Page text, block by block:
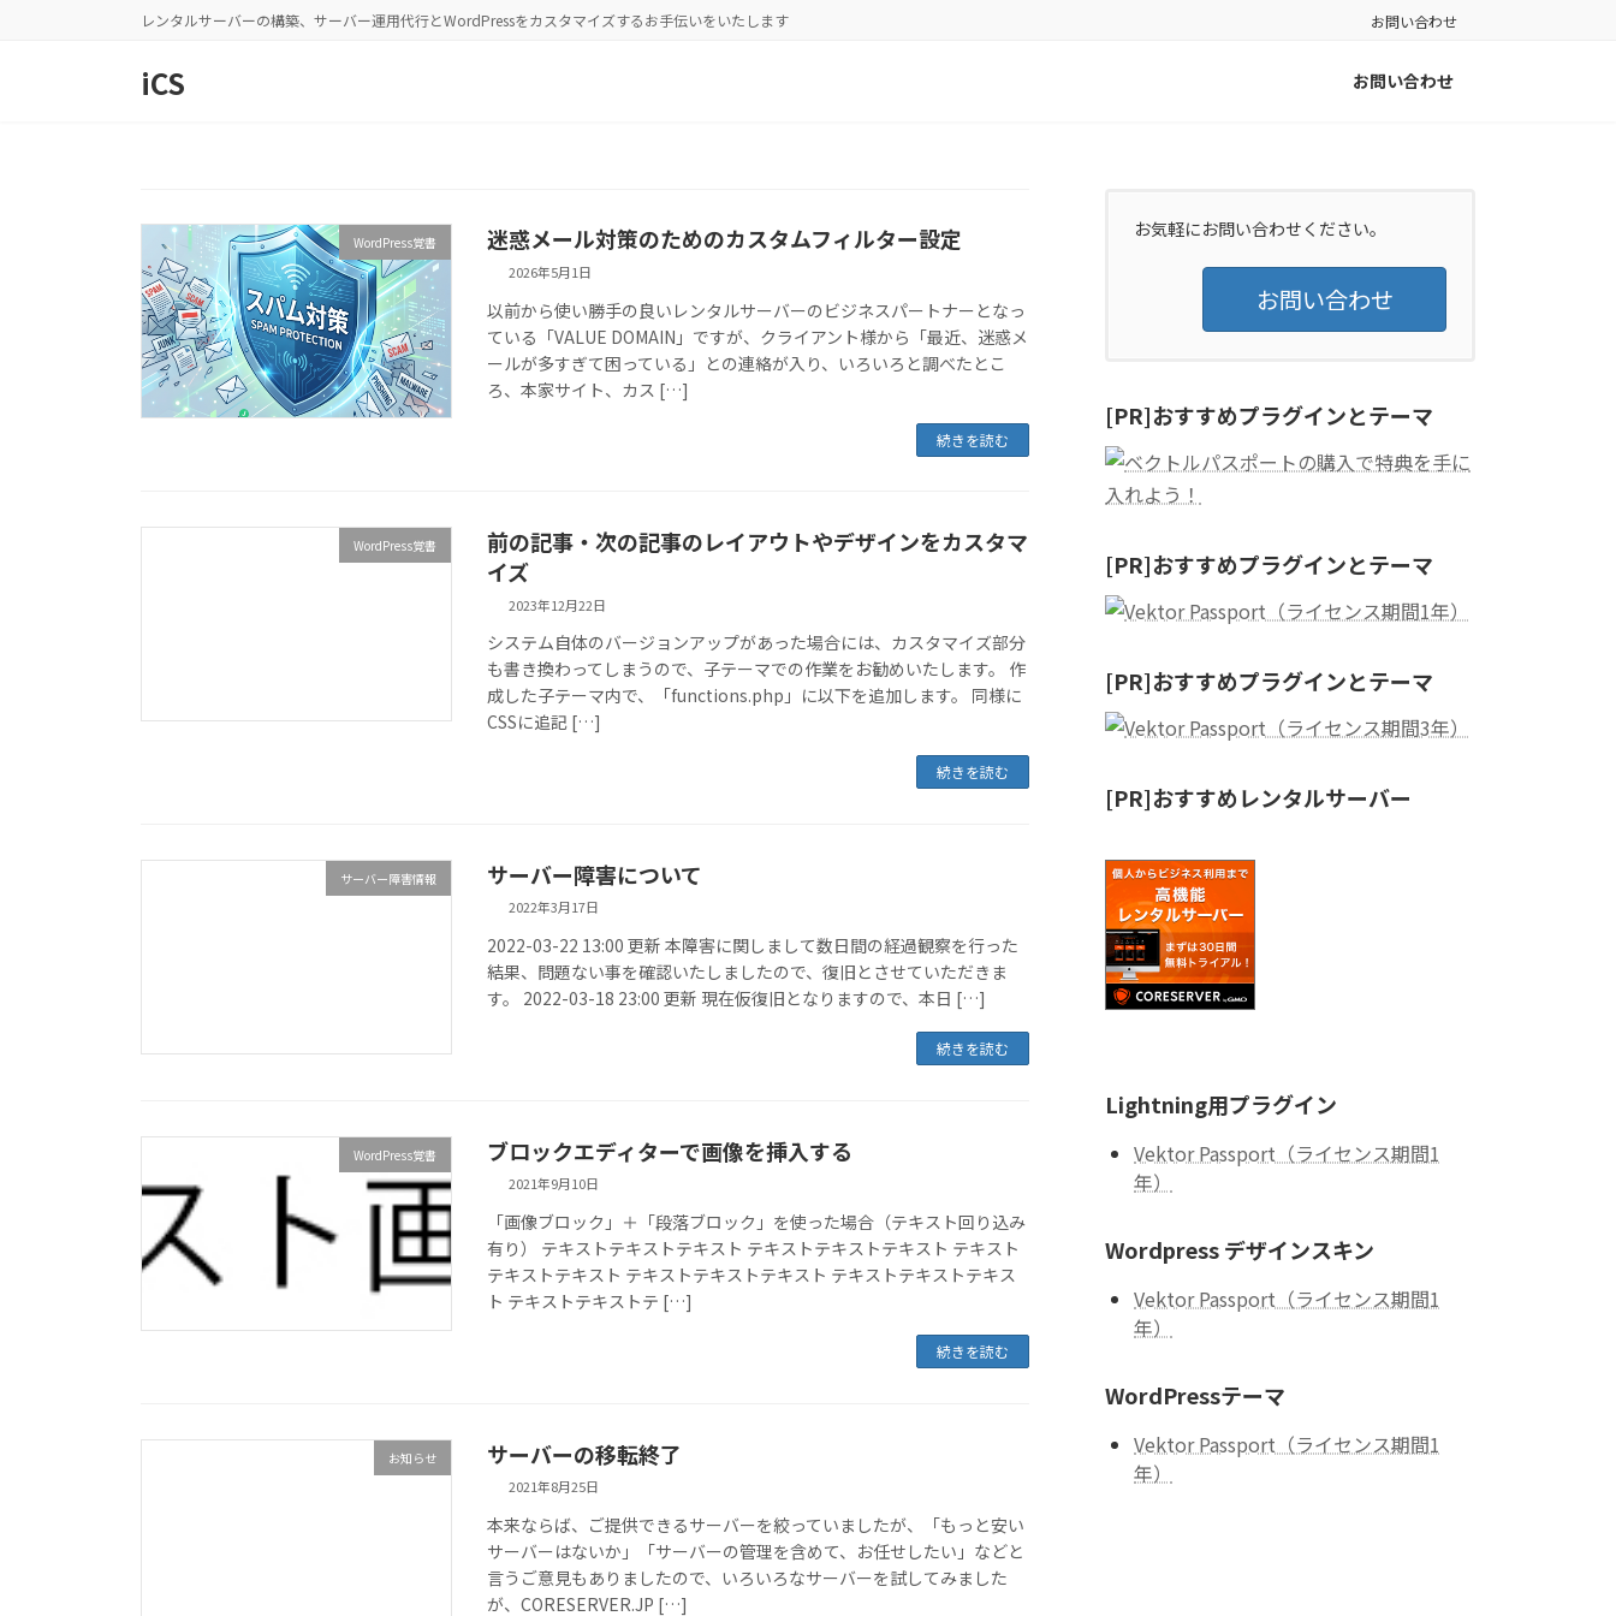
レンタルサーバーの構築、サーバー運用代行とWordPressをカスタマイズするお手伝いをいたします お問い合わせ
iCS お問い合わせ
WordPress覚書 迷惑メール対策のためのカスタムフィルター設定
2026年5月1日
以前から使い勝手の良いレンタルサーバーのビジネスパートナーとなっ
ている「VALUE DOMAIN」ですが、クライアント様から「最近、迷惑メ
ールが多すぎて困っている」との連絡が入り、いろいろと調べたとこ
ろ、本家サイト、カス […]
続きを読む
WordPress覚書
前の記事・次の記事のレイアウトやデザインをカスタマ
イズ
2023年12月22日
システム自体のバージョンアップがあった場合には、カスタマイズ部分
も書き換わってしまうので、子テーマでの作業をお勧めいたします。 作
成した子テーマ内で、「functions.php」に以下を追加します。 同様に
CSSに追記 […]
続きを読む
サーバー障害情報 サーバー障害について
2022年3月17日
2022-03-22 13:00 更新 本障害に関しまして数日間の経過観察を行った
結果、問題ない事を確認いたしましたので、復旧とさせていただきま
す。 2022-03-18 23:00 更新 現在仮復旧となりますので、本日 […]
続きを読む
WordPress覚書 ブロックエディターで画像を挿入する
2021年9月10日
「画像ブロック」＋「段落ブロック」を使った場合（テキスト回り込み
有り） テキストテキストテキスト テキストテキストテキスト テキスト
テキストテキスト テキストテキストテキスト テキストテキストテキス
ト テキストテキストテ […]
続きを読む
お知らせ サーバーの移転終了
2021年8月25日
本来ならば、ご提供できるサーバーを絞っていましたが、「もっと安い
サーバーはないか」「サーバーの管理を含めて、お任せしたい」などと
言うご意見もありましたので、いろいろなサーバーを試してみました
が、CORESERVER.JP […]
お気軽にお問い合わせください。
お問い合わせ
[PR]おすすめプラグインとテーマ
[PR]おすすめプラグインとテーマ
[PR]おすすめプラグインとテーマ
[PR]おすすめレンタルサーバー
Lightning用プラグイン
Vektor Passport（ライセンス期間1
年）
Wordpress デザインスキン
Vektor Passport（ライセンス期間1
年）
WordPressテーマ
Vektor Passport（ライセンス期間1
年）